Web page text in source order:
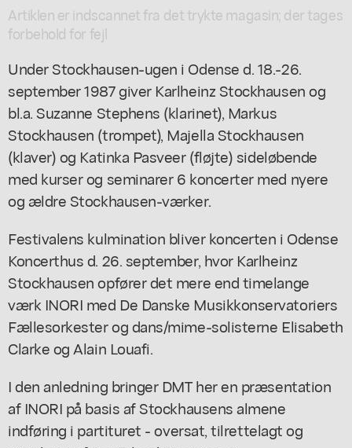
Artiklen er indscannet fra det trykte magasin; der tages
forbehold for fejl
Under Stockhausen-ugen i Odense d. 18.-26.
september 1987 giver Karlheinz Stockhausen og
bl.a. Suzanne Stephens (klarinet), Markus
Stockhausen (trompet), Majella Stockhausen
(klaver) og Katinka Pasveer (fløjte) sideløbende
med kurser og seminarer 6 koncerter med nyere
og ældre Stockhausen-værker.
Festivalens kulmination bliver koncerten i Odense
Koncerthus d. 26. september, hvor Karlheinz
Stockhausen opfører det mere end timelange
værk INORI med De Danske Musikkonservatoriers
Fællesorkester og dans/mime-solisterne Elisabeth
Clarke og Alain Louafi.
I den anledning bringer DMT her en præsentation
af INORI på basis af Stockhausens almene
indføring i partituret - oversat, tilrettelagt og